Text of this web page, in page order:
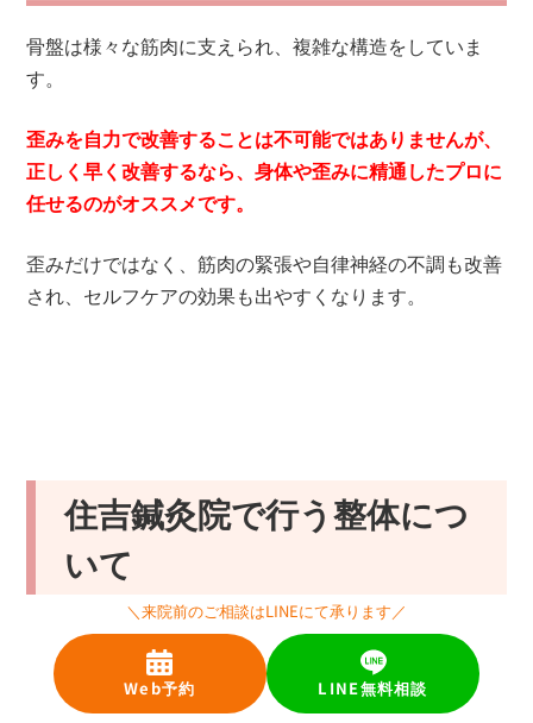
骨盤は様々な筋肉に支えられ、複雑な構造をしていま
す。
歪みを自力で改善することは不可能ではありませんが、
正しく早く改善するなら、身体や歪みに精通したプロに
任せるのがオススメです。
歪みだけではなく、筋肉の緊張や自律神経の不調も改善
され、セルフケアの効果も出やすくなります。
住吉鍼灸院で行う整体につ
いて
当院では「活法整体」という古武術を用いた整体によっ
て骨盤の歪みを改善しています。
＼来院前のご相談はLINEにて承ります／
Web予約 LINE無料相談